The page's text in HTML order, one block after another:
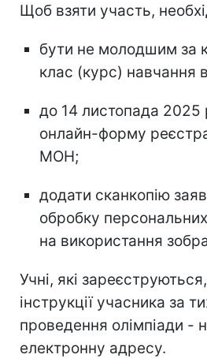
Щоб взяти участь,
бути не молодшим за
клас (курс) навчання
до 14 листопада 2025
онлайн-форму
МОН;
додати сканкопію
обробку
на використання
Учні, які
інструкції учасника за
проведення олімпіади -
електронну адресу.